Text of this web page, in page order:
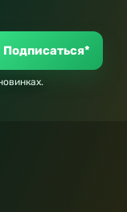
Подписаться*